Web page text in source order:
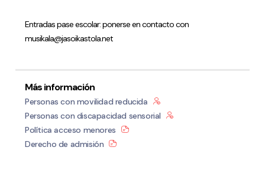
Entradas pase escolar: ponerse en contacto con
musikala@jasoikastola.net
Más información
Personas con movilidad reducida
Personas con discapacidad sensorial
Política acceso menores
Derecho de admisión